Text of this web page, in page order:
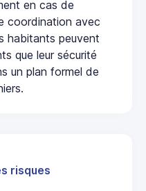
en cas de
coordination avec
habitants peuvent
que leur sécurité
un plan formel de
risques